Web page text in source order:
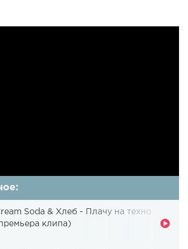
Soda & Хлеб - Плачу на техно
клипа)